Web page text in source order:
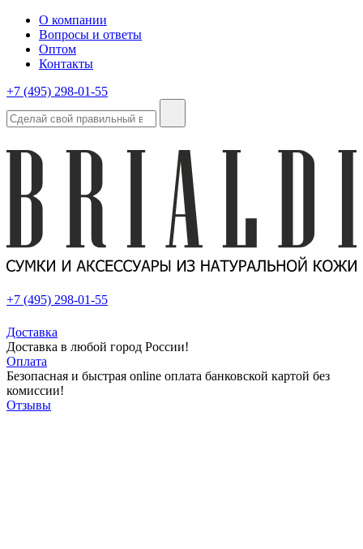
О компании
Вопросы и ответы
Оптом
Контакты
+7 (495) 298-01-55
+7 (495) 298-01-55
Доставка
Доставка в любой город России!
Оплата
Безопасная и быстрая online оплата банковской картой без
комиссии!
Отзывы